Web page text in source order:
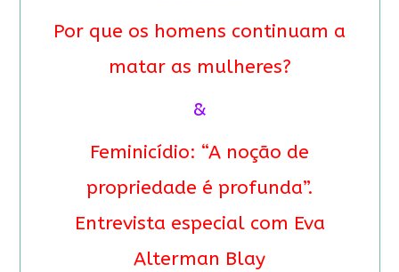
Por que os homens continuam a
matar as mulheres?
&
Feminicídio: “A noção de
propriedade é profunda”.
Entrevista especial com Eva
Alterman Blay